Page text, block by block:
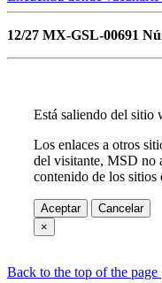
12/27 MX-GSL-00691
Está saliendo del
Los enlaces a otros
del visitante, MSD no
contenido de los sitios
Aceptar
Cancelar
×
Back to the top of the page